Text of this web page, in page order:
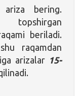
ariza bering.
beriladi.
raqamdan
arizalar 15-